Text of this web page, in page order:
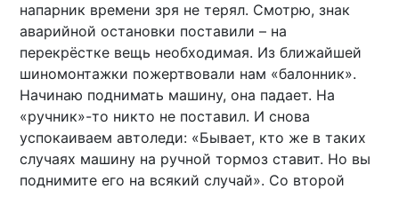
напарник времени зря не терял. Смотрю, знак
аварийной остановки поставили – на
перекрёстке вещь необходимая. Из ближайшей
шиномонтажки пожертвовали нам «балонник».
Начинаю поднимать машину, она падает. На
«ручник»-то никто не поставил. И снова
успокаиваем автоледи: «Бывает, кто же в таких
случаях машину на ручной тормоз ставит. Но вы
поднимите его на всякий случай». Со второй